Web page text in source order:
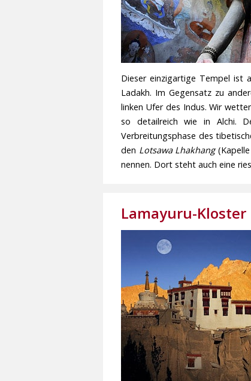
Dieser einzigartige Tempel ist
Ladakh. Im Gegensatz zu
linken Ufer des Indus. Wir
so detailreich wie in Alchi.
Verbreitungsphase des
den Lotsawa Lhakhang(Kapelle
nennen. Dort steht auch eine
Lamayuru-Kloster